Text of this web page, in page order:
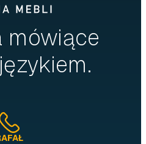
mówiące